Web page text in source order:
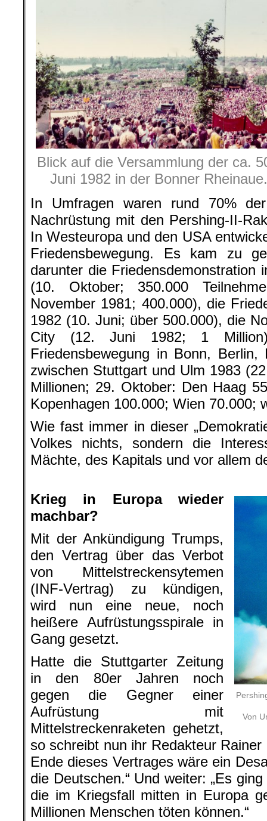
Blick auf die Versammlung der ca.
Juni 1982 in der Bonner
In Umfragen waren rund 70%
Nachrüstung mit den Pershing-II-
In Westeuropa und den USA
Friedensbewegung. Es kam zu
darunter die Friedensdemonstration
(10. Oktober; 350.000
November 1981; 400.000), die
1982 (10. Juni; über 500.000), die
City (12. Juni 1982; 1
Friedensbewegung in Bonn, Berlin,
zwischen Stuttgart und Ulm 1983
Millionen; 29. Oktober: Den Haag
Kopenhagen 100.000; Wien 70.000;
Wie fast immer in dieser
Volkes nichts, sondern die
Mächte, des Kapitals und vor allem
Von
Krieg in Europa wieder
machbar?
Mit der Ankündigung Trumps,
den Vertrag über das Verbot
von Mittelstreckensytemen
(INF-Vertrag) zu kündigen,
wird nun eine neue, noch
heißere Aufrüstungsspirale in
Gang gesetzt.
Hatte die Stuttgarter Zeitung
in den 80er Jahren noch
gegen die Gegner einer
Aufrüstung mit
Mittelstreckenraketen gehetzt,
so schreibt nun ihr Redakteur
Ende dieses Vertrages wäre ein
die Deutschen.“ Und weiter: „Es
die im Kriegsfall mitten in Europa
Millionen Menschen töten können.“